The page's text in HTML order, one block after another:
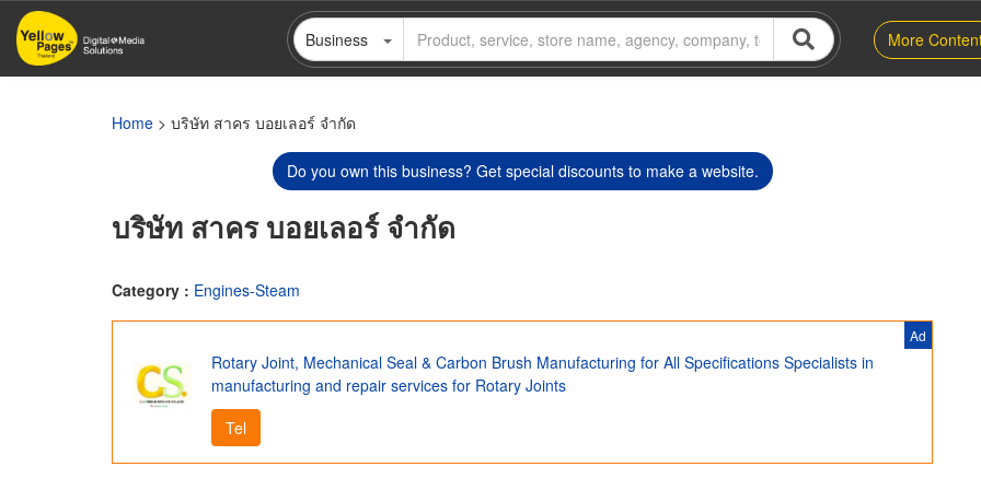
Skip
main
Business More
Home > บริษัท สาคร บอยเลอร์ จำกัด
Do you own this business? Get special discounts to make a website.
บริษัท สาคร บอยเลอร์ จำกัด
Category : Engines-Steam
Ad
Rotary Joint, Mechanical Seal & Carbon Brush Manufacturing for All Specifications Specialists in
manufacturing and repair services for Rotary Joints
Tel